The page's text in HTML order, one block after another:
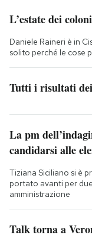
L’estate dei
Daniele Raineri è in
solito perché le cose
Tutti i risultati
La pm
candidarsi alle
Tiziana Siciliano si è
portato avanti per
amministrazione
Talk torna a